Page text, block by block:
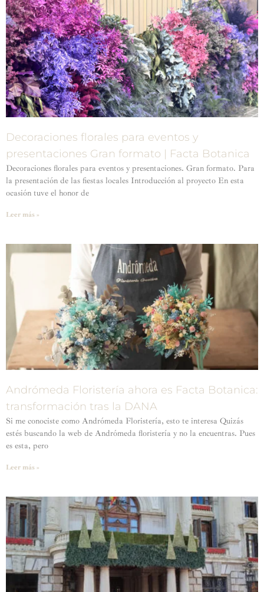
Decoraciones florales para eventos y
presentaciones Gran formato | Facta Botanica
Decoraciones florales para eventos y presentaciones. Gran formato. Para
la presentación de las fiestas locales Introducción al proyecto En esta
ocasión tuve el honor de
Leer más »
Andrómeda Floristería ahora es Facta Botanica:
transformación tras la DANA
Si me conociste como Andrómeda Floristería, esto te interesa Quizás
estés buscando la web de Andrómeda floristería y no la encuentras. Pues
es esta, pero
Leer más »